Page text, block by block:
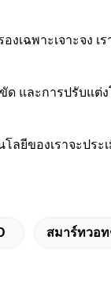
งเฉพาะเจาะจง
และการปรับแต่ง
ยีของเราจะปร
สมาร์ทวอท